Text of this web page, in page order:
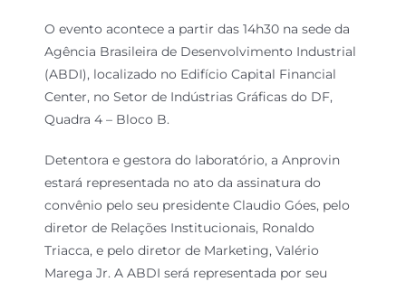
O evento acontece a partir das 14h30 na sede da
Agência Brasileira de Desenvolvimento Industrial
(ABDI), localizado no Edifício Capital Financial
Center, no Setor de Indústrias Gráficas do DF,
Quadra 4 – Bloco B.
Detentora e gestora do laboratório, a Anprovin
estará representada no ato da assinatura do
convênio pelo seu presidente Claudio Góes, pelo
diretor de Relações Institucionais, Ronaldo
Triacca, e pelo diretor de Marketing, Valério
Marega Jr. A ABDI será representada por seu